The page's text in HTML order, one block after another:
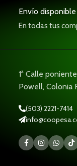
Envío disponible
En todas tus
1ª Calle
Powell, Colonia
(503) 2221-7414